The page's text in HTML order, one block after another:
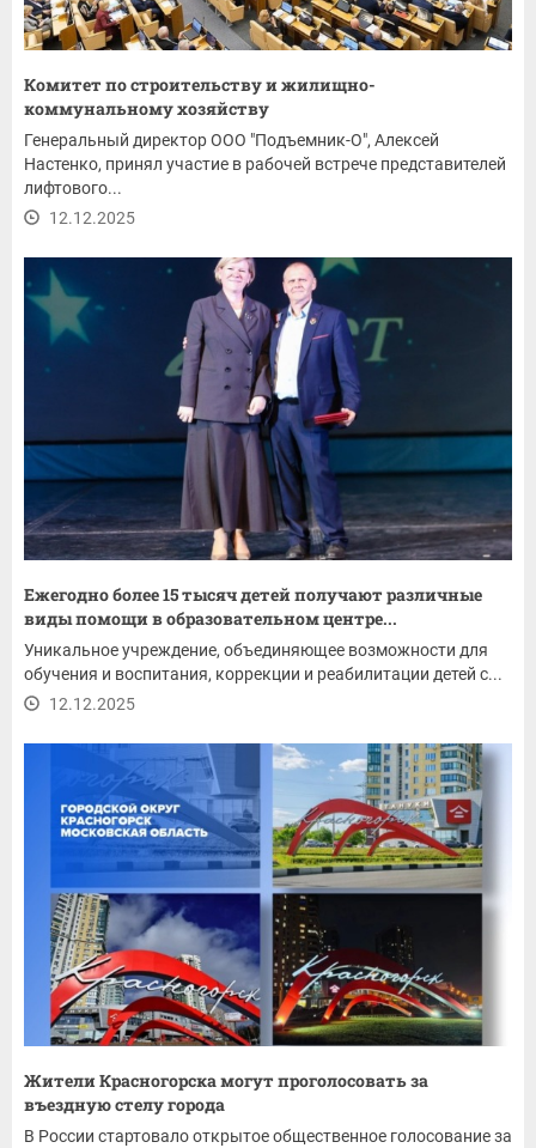
Комитет по строительству и жилищно-
коммунальному хозяйству
Генеральный директор ООО "Подъемник-О", Алексей
Настенко, принял участие в рабочей встрече представителей
лифтового...
12.12.2025
Ежегодно более 15 тысяч детей получают различные
виды помощи в образовательном центре...
Уникальное учреждение, объединяющее возможности для
обучения и воспитания, коррекции и реабилитации детей с...
12.12.2025
Жители Красногорска могут проголосовать за
въездную стелу города
В России стартовало открытое общественное голосование за